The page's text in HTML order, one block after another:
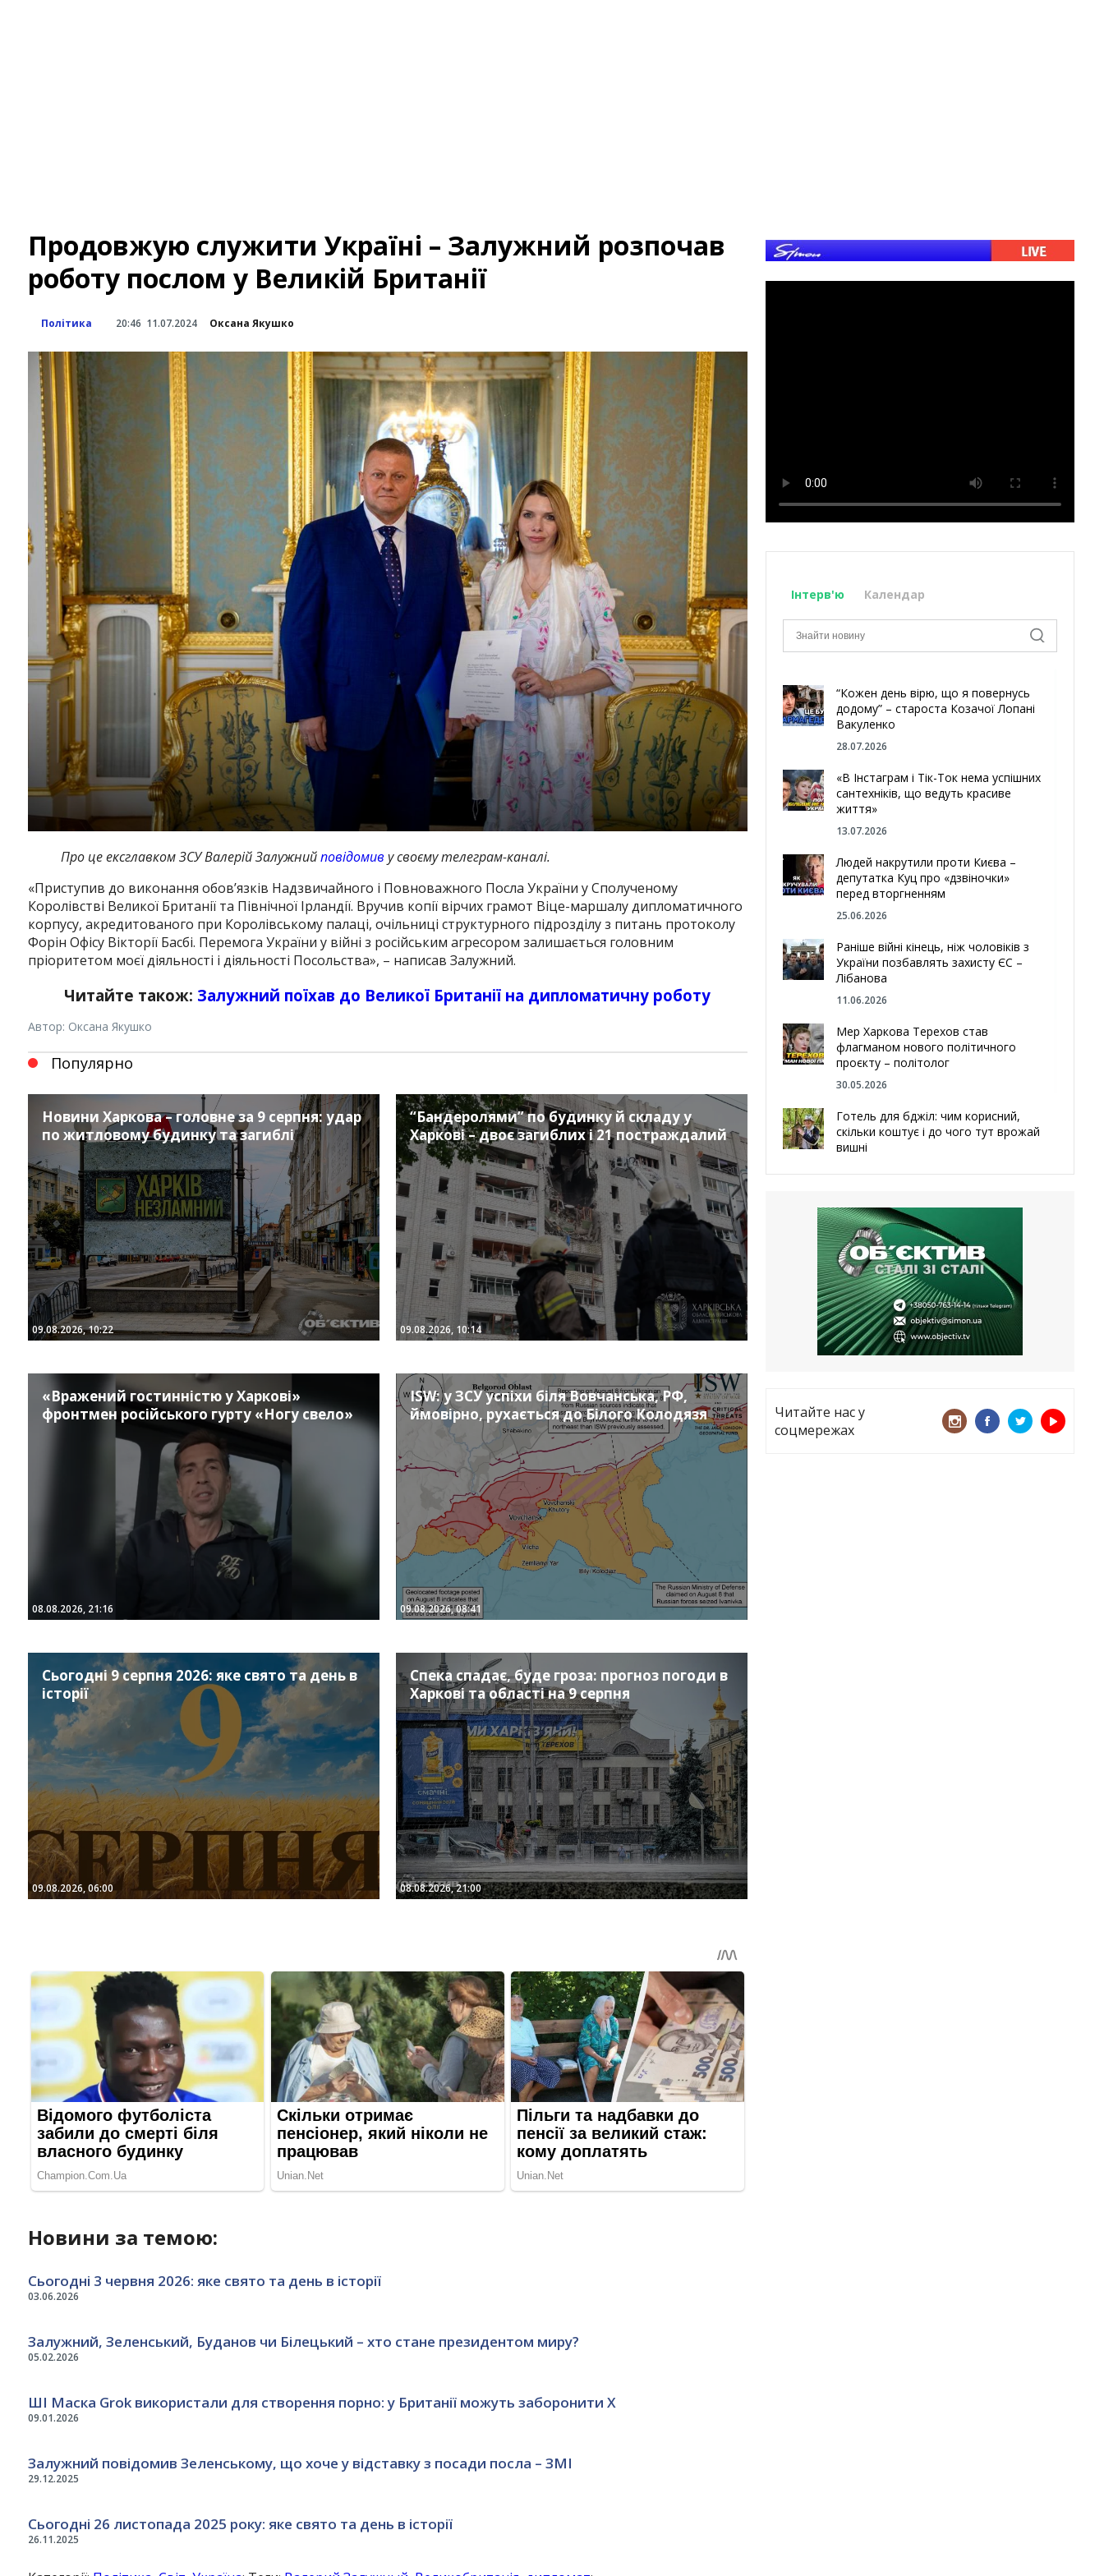
Продовжую служити Україні – Залужний розпочав
роботу послом у Великій Британії
Політика 20:46 11.07.2024 Оксана Якушко
Про це ексглавком ЗСУ Валерій Залужнийповідомив у своєму телеграм-каналі.
«Приступив до виконання обов’язків Надзвичайного і Повноважного Посла України у Сполученому
Королівстві Великої Британії та Північної Ірландії. Вручив копії вірчих грамот Віце-маршалу дипломатичного
корпусу, акредитованого при Королівському палаці, очільниці структурного підрозділу з питань протоколу
Форін Офісу Вікторії Басбі. Перемога України у війні з російським агресором залишається головним
пріоритетом моєї діяльності і діяльності Посольства», – написав Залужний.
Читайте також: Залужний поїхав до Великої Британії на дипломатичну роботу
Автор: Оксана Якушко
Популярно
Новини Харкова – головне за 9 серпня: удар
по житловому будинку та загиблі
09.08.2026, 10:22
“Бандеролями” по будинку й складу у
Харкові – двоє загиблих і 21 постраждалий
09.08.2026, 10:14
«Вражений гостинністю у Харкові»
фронтмен російського гурту «Ногу свело»
08.08.2026, 21:16
ISW: у ЗСУ успіхи біля Вовчанська, РФ,
ймовірно, рухається до Білого Колодязя
09.08.2026, 08:41
Сьогодні 9 серпня 2026: яке свято та день в
історії
09.08.2026, 06:00
Спека спадає, буде гроза: прогноз погоди в
Харкові та області на 9 серпня
08.08.2026, 21:00
Новини за темою:
03.06.2026
Сьогодні 3 червня 2026: яке свято та день в історії
05.02.2026
Залужний, Зеленський, Буданов чи Білецький – хто стане президентом миру?
09.01.2026
ШІ Маска Grok використали для створення порно: у Британії можуть заборонити Х
29.12.2025
Залужний повідомив Зеленському, що хоче у відставку з посади посла – ЗМІ
26.11.2025
Сьогодні 26 листопада 2025 року: яке свято та день в історії
Інтерв'ю Календар
“Кожен день вірю, що я повернусь
додому” – староста Козачої Лопані
Вакуленко
28.07.2026
«В Інстаграм і Тік-Ток нема успішних
сантехніків, що ведуть красиве
життя»
13.07.2026
Людей накрутили проти Києва –
депутатка Куц про «дзвіночки»
перед вторгненням
25.06.2026
Раніше війні кінець, ніж чоловіків з
України позбавлять захисту ЄС –
Лібанова
11.06.2026
Мер Харкова Терехов став
флагманом нового політичного
проєкту – політолог
30.05.2026
Готель для бджіл: чим корисний,
скільки коштує і до чого тут врожай
вишні
Чугуєва, міста, яке встояло попри
все
21.05.2026
«ТЦК порушує закон? Нехай
платять!» Як завдяки штрафу жінку
виключили з обліку
15.05.2026
Читайте нас у
соцмережах
InstagramFacebook
TwitterYoutube